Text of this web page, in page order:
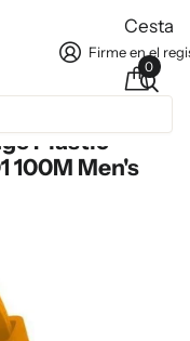
Firme en el
Cesta
0
automáticamente.
Plastic
100M Men's